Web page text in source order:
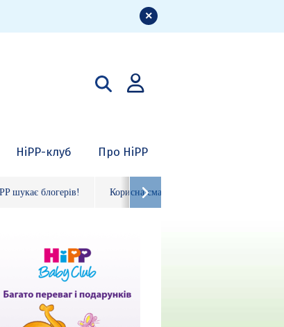
HiPP-клуб Про HiPP
шукає блогерів! Корисна смакота